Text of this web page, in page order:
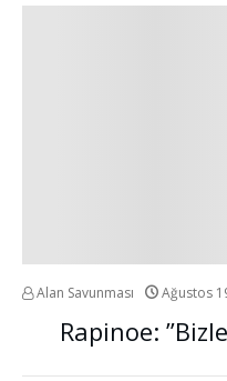
Alan Savunması Ağustos
Rapinoe: